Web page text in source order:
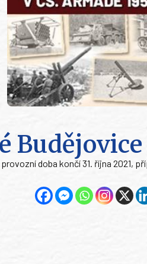
Budějovice
doba končí 31. října 2021,